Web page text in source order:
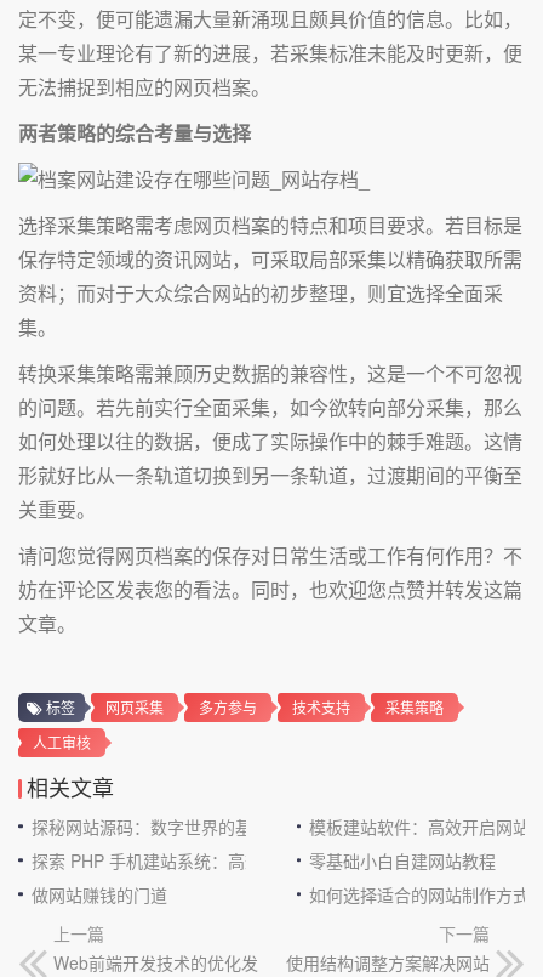
定不变，便可能遗漏大量新涌现且颇具价值的信息。比如，
某一专业理论有了新的进展，若采集标准未能及时更新，便
无法捕捉到相应的网页档案。
两者策略的综合考量与选择
选择采集策略需考虑网页档案的特点和项目要求。若目标是
保存特定领域的资讯网站，可采取局部采集以精确获取所需
资料；而对于大众综合网站的初步整理，则宜选择全面采
集。
转换采集策略需兼顾历史数据的兼容性，这是一个不可忽视
的问题。若先前实行全面采集，如今欲转向部分采集，那么
如何处理以往的数据，便成了实际操作中的棘手难题。这情
形就好比从一条轨道切换到另一条轨道，过渡期间的平衡至
关重要。
请问您觉得网页档案的保存对日常生活或工作有何作用？不
妨在评论区发表您的看法。同时，也欢迎您点赞并转发这篇
文章。
标签 网页采集 多方参与 技术支持
采集策略
人工审核
相关文章
探秘网站源码：数字世界的基石
模板建站软件：高效开启网站
探索 PHP 手机建站系统：高效与便捷的完美结合零基础小白自建网站教程
做网站赚钱的门道
如何选择适合的网站制作方式
上一篇
Web前端开发技术的优化发
下一篇
使用结构调整方案解决网站